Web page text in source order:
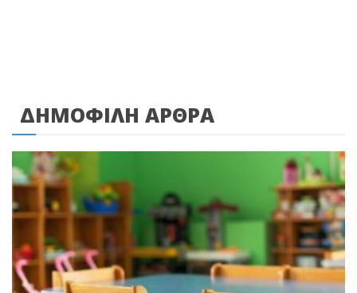
ΔΗΜΟΦΙΛΗ ΑΡΘΡΑ